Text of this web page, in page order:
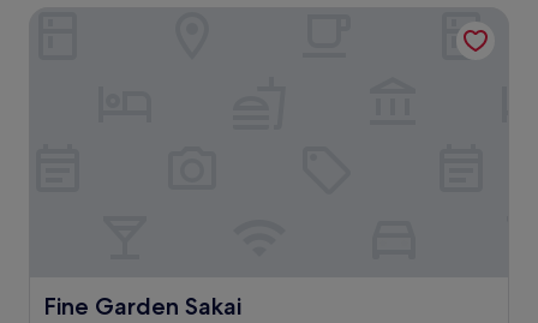
(128
Fine Garden Sakai
Fine Garden Sakai